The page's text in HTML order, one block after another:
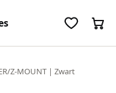
Z-MOUNT | Zwart